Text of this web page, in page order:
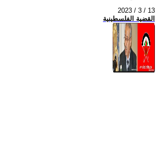
2023 / 3 / 13
القضية الفلسطينية